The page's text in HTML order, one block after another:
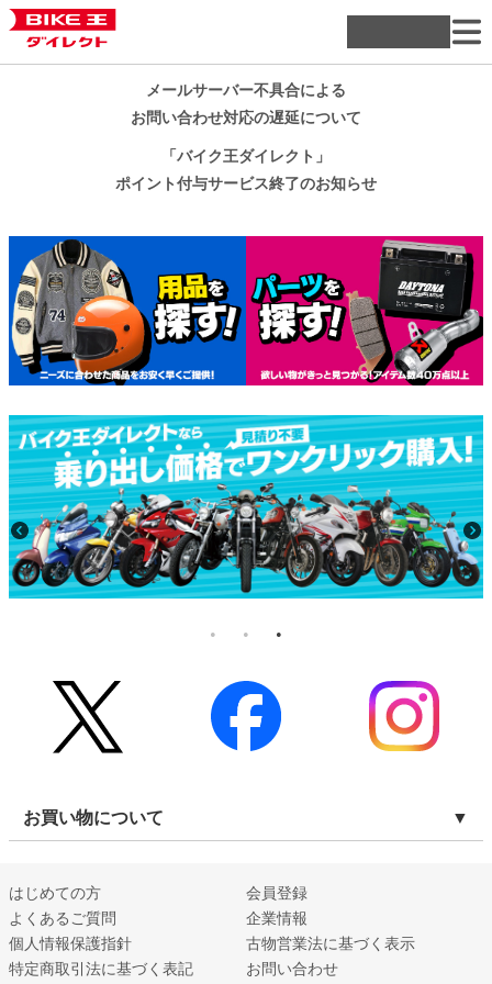
メールサーバー不具合による
お問い合わせ対応の遅延について
「バイク王ダイレクト」
ポイント付与サービス終了のお知らせ
お買い物について
はじめての方
会員登録
よくあるご質問
企業情報
個人情報保護指針
古物営業法に基づく表示
特定商取引法に基づく表記
お問い合わせ